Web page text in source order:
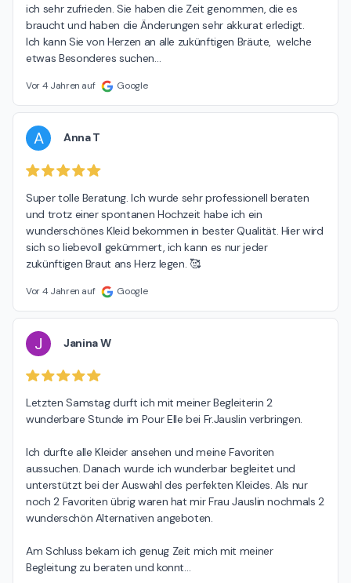
ich sehr zufrieden. Sie haben die Zeit genommen, die es
braucht und haben die Änderungen sehr akkurat erledigt.
Ich kann Sie von Herzen an alle zukünftigen Bräute,  welche
etwas Besonderes suchen…
Vor 4 Jahren auf Google
A Anna T
Super tolle Beratung. Ich wurde sehr professionell beraten
und trotz einer spontanen Hochzeit habe ich ein
wunderschönes Kleid bekommen in bester Qualität. Hier wird
sich so liebevoll gekümmert, ich kann es nur jeder
zukünftigen Braut ans Herz legen. 🥰
Vor 4 Jahren auf Google
J Janina W
Letzten Samstag durft ich mit meiner Begleiterin 2
wunderbare Stunde im Pour Elle bei Fr.Jauslin verbringen.
Ich durfte alle Kleider ansehen und meine Favoriten
aussuchen. Danach wurde ich wunderbar begleitet und
unterstützt bei der Auswahl des perfekten Kleides. Als nur
noch 2 Favoriten übrig waren hat mir Frau Jauslin nochmals 2
wunderschön Alternativen angeboten.
Am Schluss bekam ich genug Zeit mich mit meiner
Begleitung zu beraten und konnt…